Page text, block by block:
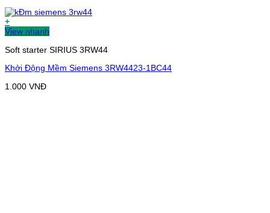
+
View nhanh
Soft starter SIRIUS 3RW44
Khởi Động Mềm Siemens 3RW4423-1BC44
1.000 VNĐ